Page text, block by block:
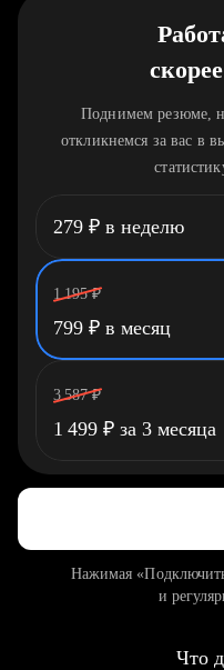
скорее
Поднимем резюме,
откликнемся за вас в
279 ₽ в неделю
1 195 ₽
799 ₽ в месяц
3 587 ₽
1 499 ₽ за 3 месяца
Нажимая
и
Что